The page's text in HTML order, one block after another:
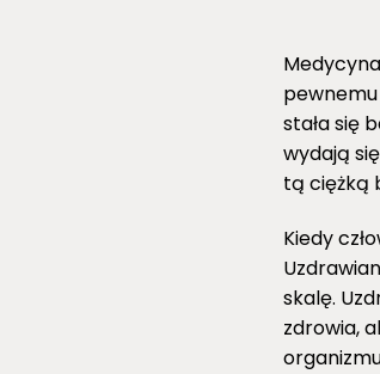
stała się
wydają
tą ciężką
Kiedy
skalę.
zdrowia,